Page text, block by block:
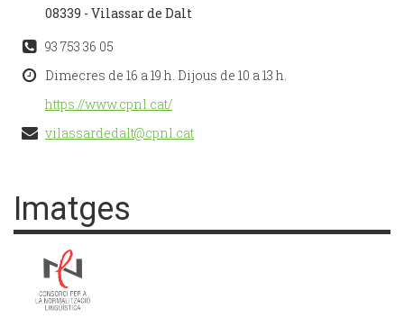
08339 - Vilassar de Dalt
93 753 36 05
Dimecres de 16 a 19 h. Dijous de 10 a 13 h.
https://www.cpnl.cat/
vilassardedalt@cpnl.cat
Imatges